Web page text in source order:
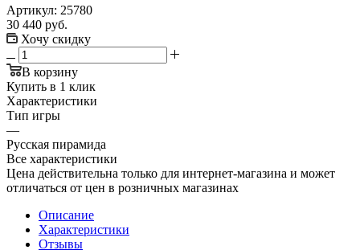
Артикул: 25780
30 440 руб.
Хочу скидку
В корзину
Купить в 1 клик
Характеристики
Тип игры
—
Русская пирамида
Все характеристики
Цена действительна только для интернет-магазина и может
отличаться от цен в розничных магазинах
Описание
Характеристики
Отзывы